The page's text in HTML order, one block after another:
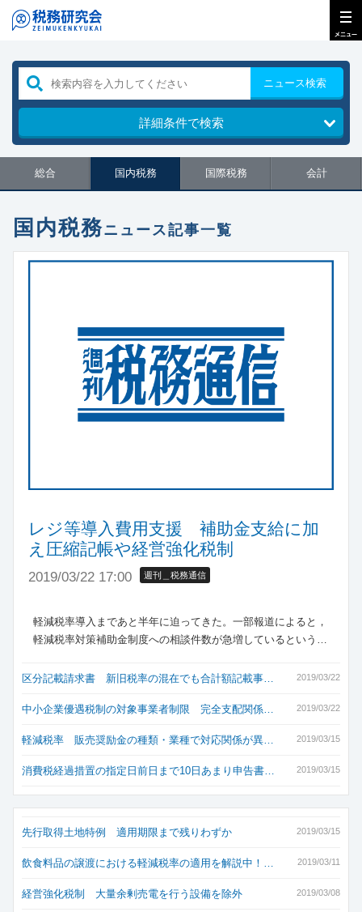
ニュース検索
詳細条件で検索
総合 国内税務 国際税務 会計
国内税務ニュース記事一覧
レジ等導入費用支援 補助金支給に加
え圧縮記帳や経営強化税制
2019/03/22 17:00 週刊＿税務通信
軽減税率導入まであと半年に迫ってきた。一部報道によると，
軽減税率対策補助金制度への相談件数が急増しているという…
2019/03/22
区分記載請求書 新旧税率の混在でも合計額記載事…
2019/03/22
中小企業優遇税制の対象事業者制限 完全支配関係…
2019/03/15
軽減税率 販売奨励金の種類・業種で対応関係が異…
2019/03/15
消費税経過措置の指定日前日まで10日あまり申告書…
2019/03/15
先行取得土地特例 適用期限まで残りわずか
2019/03/11
飲食料品の譲渡における軽減税率の適用を解説中！…
2019/03/08
経営強化税制 大量余剰売電を行う設備を除外